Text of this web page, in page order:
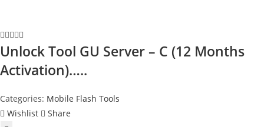
Unlock Tool GU Server – C (12 Months
Activation)…..
Categories: Mobile Flash Tools
Wishlist
Share